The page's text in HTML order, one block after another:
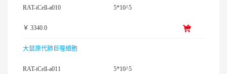
RAT-iCell-a010 5*10^5
￥ 3340.0
大鼠原代肺巨噬细胞
RAT-iCell-a011 5*10^5